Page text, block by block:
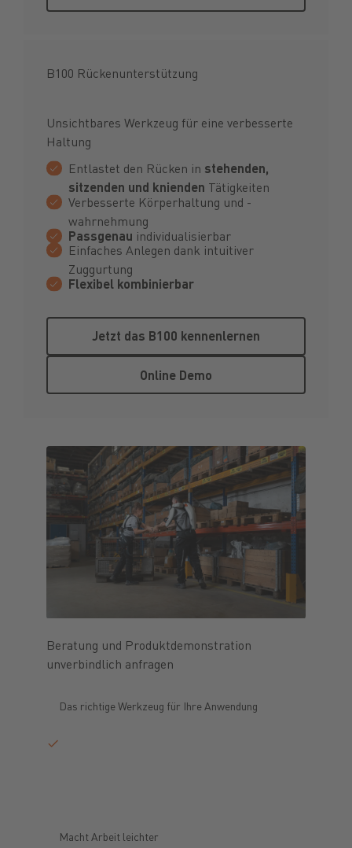
B100 Rückenunterstützung
Unsichtbares Werkzeug für eine verbesserte
Haltung
Entlastet den Rücken in stehenden,
sitzenden und knienden Tätigkeiten
Verbesserte Körperhaltung und -
wahrnehmung
Passgenau individualisierbar
Einfaches Anlegen dank intuitiver
Zuggurtung
Flexibel kombinierbar
Jetzt das B100 kennenlernen
Jetzt das B100 kennenlernen
Online Demo
Beratung und Produktdemonstration
unverbindlich anfragen
Das richtige Werkzeug für Ihre Anwendung
Macht Arbeit leichter